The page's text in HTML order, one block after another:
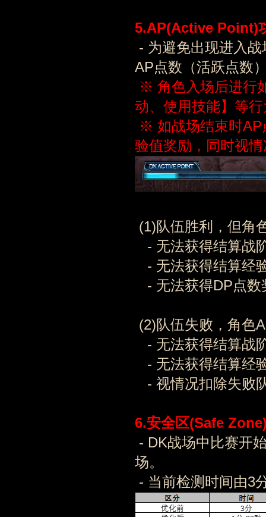
5.AP(Active Point)
- 为避免出现进入
AP点数（活跃点数
※ 角色入场后进行
动、使用技能】等
※ 如战场结束时AP
验值奖励，同时视
(1)队伍胜利，但角
- 无法获得结算战
- 无法获得结算经
- 无法获得DP点数
(2)队伍失败，角色
- 无法获得结算战
- 无法获得结算经
- 视情况扣除失败
6.安全区(Safe
- DK战场中比赛开
场。
- 当前检测时间由3